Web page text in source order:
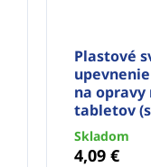
Plastové
na opravy
tabletov
Skladom
4,09 €